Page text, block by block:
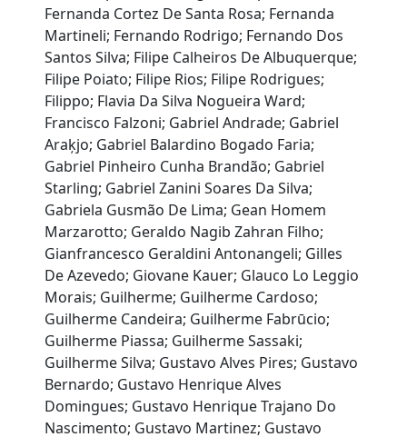
Fernanda Cortez De Santa Rosa; Fernanda
Martineli; Fernando Rodrigo; Fernando Dos
Santos Silva; Filipe Calheiros De Albuquerque;
Filipe Poiato; Filipe Rios; Filipe Rodrigues;
Filippo; Flavia Da Silva Nogueira Ward;
Francisco Falzoni; Gabriel Andrade; Gabriel
Araķjo; Gabriel Balardino Bogado Faria;
Gabriel Pinheiro Cunha Brandão; Gabriel
Starling; Gabriel Zanini Soares Da Silva;
Gabriela Gusmão De Lima; Gean Homem
Marzarotto; Geraldo Nagib Zahran Filho;
Gianfrancesco Geraldini Antonangeli; Gilles
De Azevedo; Giovane Kauer; Glauco Lo Leggio
Morais; Guilherme; Guilherme Cardoso;
Guilherme Candeira; Guilherme Fabrūcio;
Guilherme Piassa; Guilherme Sassaki;
Guilherme Silva; Gustavo Alves Pires; Gustavo
Bernardo; Gustavo Henrique Alves
Domingues; Gustavo Henrique Trajano Do
Nascimento; Gustavo Martinez; Gustavo